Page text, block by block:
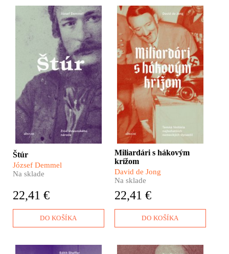
​Je Štúrov život viac mýtus,
alebo vysnená predstava o
zakladateľovi národa? Ako
to v skutočnosti bolo s
jeho vzťahmi a láskou? Z
čoho žil? Prečo sa
rozhodol angažovať
v kodifikácii spisovného
jazyka? A bola jeho smrť
naozaj nehoda, alebo skôr
samovražda?
Štúr
József Demmel
Na sklade
22,41 €
DO KOŠÍKA
​Kúpite si letenku.
Uzavriete životnú poistku.
Nasadnete do auta. Uvaríte
si puding. Možno o tom
ani neviete, no aj pri
takýchto bežných
činnostiach môžete prísť
do kontaktu so značkou,
ktorá zažila svoj rozmach
vďaka spolupráci s
Hitlerom a podpore
nacistickej Tretej ríše.
Miliardári s hákovým
krížom
David de Jong
Na sklade
22,41 €
DO KOŠÍKA